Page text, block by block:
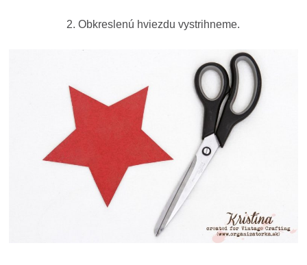
2. Obkreslenú hviezdu vystrihneme.